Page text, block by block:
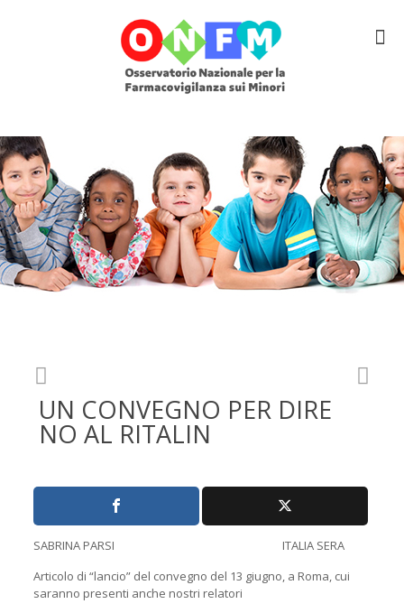
UN CONVEGNO PER DIRE
NO AL RITALIN
SABRINA PARSI ITALIA SERA
Articolo di “lancio” del convegno del 13 giugno, a Roma, cui
saranno presenti anche nostri relatori